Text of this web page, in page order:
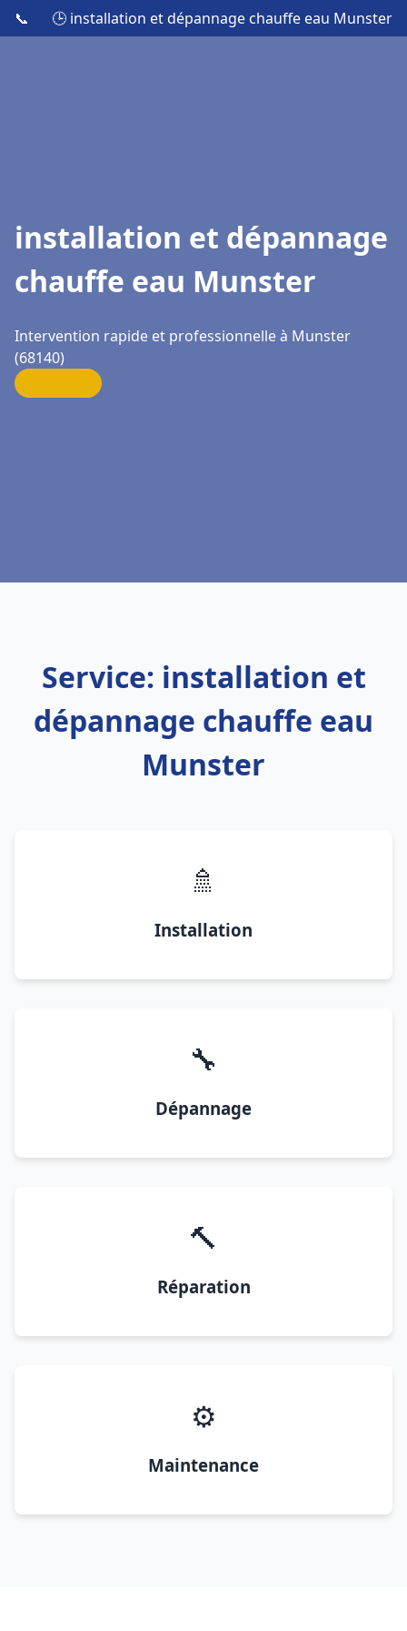
📞 🕒 installation et dépannage chauffe eau Munster
installation et dépannage
chauffe eau Munster
Intervention rapide et professionnelle à Munster
(68140)
Service: installation et
dépannage chauffe eau
Munster
🚿
Installation
🔧
Dépannage
🔨
Réparation
⚙️
Maintenance